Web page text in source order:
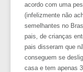
acordo com uma
(infelizmente não
semelhantes no
pais, de crianças
pais disseram que
conseguem se
casa e tem apenas